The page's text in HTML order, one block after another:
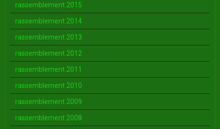
rassemblement 2015
rassemblement 2014
rassemblement 2013
rassemblement 2012
rassemblement 2011
rassemblement 2010
rassemblement 2009
rassemblement 2008